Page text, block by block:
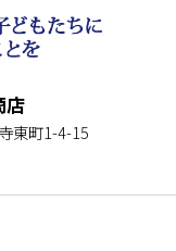
店
東町1-4-15